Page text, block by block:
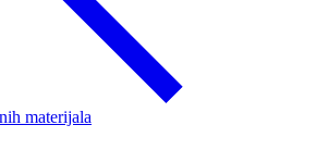
materijala